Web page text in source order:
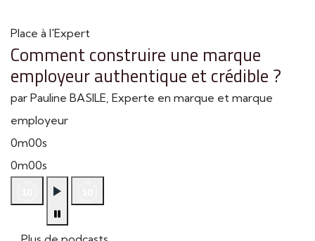
Place à l'Expert
Comment construire une marque
employeur authentique et crédible ?
par Pauline BASILE, Experte en marque et marque
employeur
0m00s
0m00s